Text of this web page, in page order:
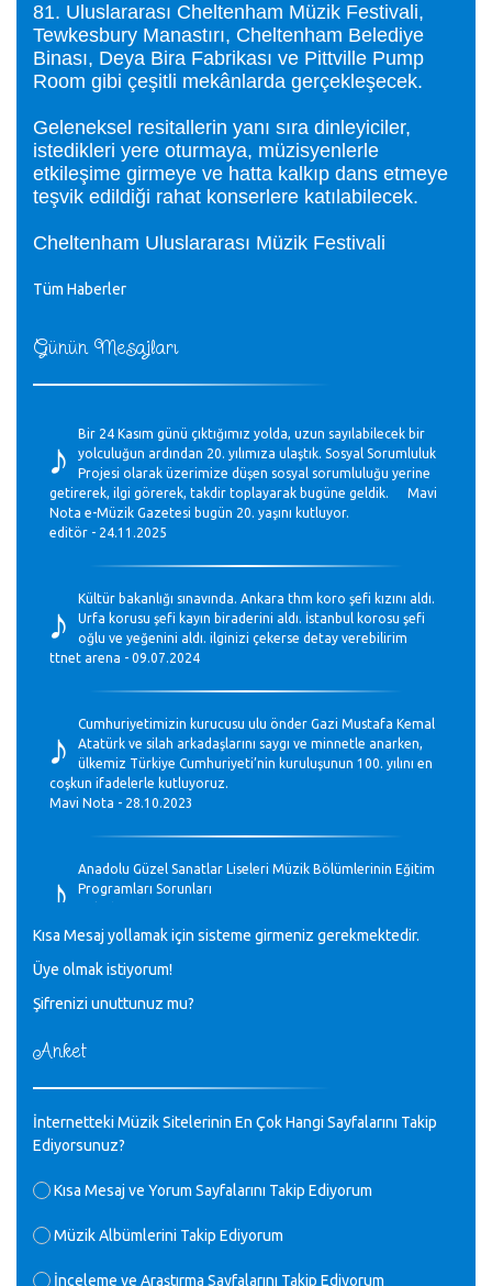
Günün Mesajları
♪
Bir 24 Kasım günü çıktığımız yolda, uzun sayılabilecek bir
yolculuğun ardından 20. yılımıza ulaştık. Sosyal Sorumluluk
Projesi olarak üzerimize düşen sosyal sorumluluğu yerine
getirerek, ilgi görerek, takdir toplayarak bugüne geldik. Mavi
Nota e-Müzik Gazetesi bugün 20. yaşını kutluyor.
editör - 24.11.2025
♪
Kültür bakanlığı sınavında. Ankara thm koro şefi kızını aldı.
Urfa korusu şefi kayın biraderini aldı. İstanbul korosu şefi
oğlu ve yeğenini aldı. ilginizi çekerse detay verebilirim
ttnet arena - 09.07.2024
♪
Cumhuriyetimizin kurucusu ulu önder Gazi Mustafa Kemal
Atatürk ve silah arkadaşlarını saygı ve minnetle anarken,
ülkemiz Türkiye Cumhuriyeti’nin kuruluşunun 100. yılını en
coşkun ifadelerle kutluyoruz.
Mavi Nota - 28.10.2023
♪
Anadolu Güzel Sanatlar Liseleri Müzik Bölümlerinin Eğitim
Programları Sorunları
♪
GEÇMİŞ OLSUN TÜRKİYE!
Mavi Nota - 07.02.2023
♪
30 yıl sonra karşılaşmak çok güzel Kurtuluş, teveccüh
M.Semih Baylan - 08.01.2023
♪
Değerli Müfit hocama en içten sevgi saygılarımı iletin
yaptım.1994 yılında derginin bu daldaki ödülüne layık
görülmüştüm evde yıllar sonra plaketi buldum hadi bir
Kısa Mesaj yollamak için sisteme girmeniz gerekmektedir.
Üye olmak istiyorum!
Şifrenizi unuttunuz mu?
Anket
İnternetteki Müzik Sitelerinin En Çok Hangi Sayfalarını Takip
Ediyorsunuz?
Kısa Mesaj ve Yorum Sayfalarını Takip Ediyorum
Müzik Albümlerini Takip Ediyorum
İnceleme ve Araştırma Sayfalarını Takip Ediyorum
81. Uluslararası Cheltenham Müzik Festivali,
Tewkesbury Manastırı, Cheltenham Belediye
Binası, Deya Bira Fabrikası ve Pittville Pump
Room gibi çeşitli mekânlarda gerçekleşecek.
Geleneksel resitallerin yanı sıra dinleyiciler,
istedikleri yere oturmaya, müzisyenlerle
etkileşime girmeye ve hatta kalkıp dans etmeye
teşvik edildiği rahat konserlere katılabilecek.
Cheltenham Uluslararası Müzik Festivali
Tüm Haberler